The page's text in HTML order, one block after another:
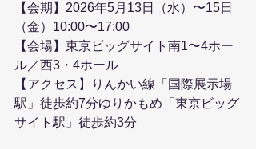
【会期】2026年5月13日（水）〜15日
（金）10:00〜17:00
【会場】東京ビッグサイト南1〜4ホー
ル／西3・4ホール
【アクセス】りんかい線「国際展示場
駅」徒歩約7分ゆりかもめ「東京ビッグ
サイト駅」徒歩約3分